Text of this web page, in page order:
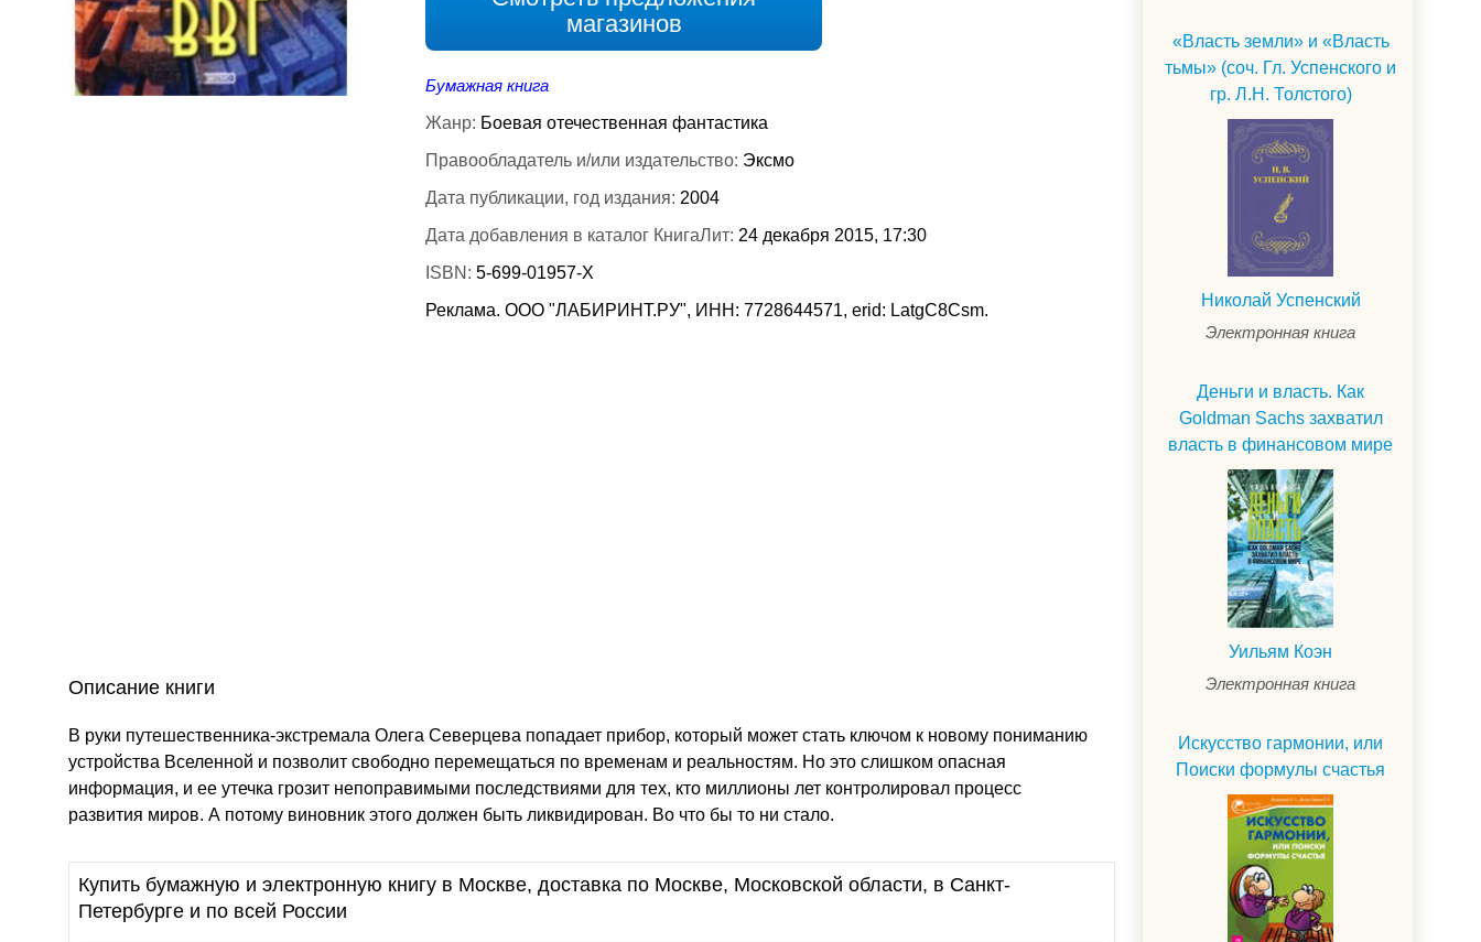
магазинов
Бумажная книга
Жанр: Боевая отечественная фантастика
Правообладатель и/или издательство: Эксмо
Дата публикации, год издания: 2004
Дата добавления в каталог КнигаЛит: 24 декабря 2015, 17:30
ISBN: 5-699-01957-Х
Реклама. ООО "ЛАБИРИНТ.РУ", ИНН: 7728644571, erid: LatgC8Csm.
Описание книги
В руки путешественника-экстремала Олега Северцева попадает прибор, который может стать ключом к новому пониманию
устройства Вселенной и позволит свободно перемещаться по временам и реальностям. Но это слишком опасная
информация, и ее утечка грозит непоправимыми последствиями для тех, кто миллионы лет контролировал процесс
развития миров. А потому виновник этого должен быть ликвидирован. Во что бы то ни стало.
Купить бумажную и электронную книгу в Москве, доставка по Москве, Московской области, в Санкт-
Петербурге и по всей России
«Власть земли» и «Власть
тьмы» (соч. Гл. Успенского и
гр. Л.Н. Толстого)
Николай Успенский
Электронная книга
Деньги и власть. Как
Goldman Sachs захватил
власть в финансовом мире
Уильям Коэн
Электронная книга
Искусство гармонии, или
Поиски формулы счастья